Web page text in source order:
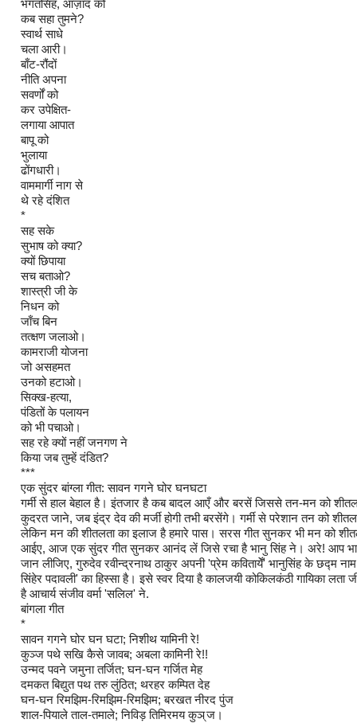
भगतसिंह, आज़ाद को
कब सहा तुमने?
स्वार्थ साधे
चला आरी।
बाँट-रौंदों
नीति अपना
सवर्णों को
कर उपेक्षित-
लगाया आपात
बापू को
भुलाया
ढोंगधारी।
वाममार्गी नाग से
थे रहे दंशित
*
सह सके
सुभाष को क्या?
क्यों छिपाया
सच बताओ?
शास्त्री जी के
निधन को
जाँच बिन
तत्क्षण जलाओ।
कामराजी योजना
जो असहमत
उनको हटाओ।
सिक्ख-हत्या,
पंडितों के पलायन
को भी पचाओ।
सह रहे क्यों नहीं जनगण ने
किया जब तुम्हें दंडित?
***
एक सुंदर बांग्ला गीत: सावन गगने घोर घनघटा
गर्मी से हाल बेहाल है। इंतजार है कब बादल आएँ और बरसें जिससे तन-मन को
कुदरत जाने, जब इंद्र देव की मर्जी होगी तभी बरसेंगे। गर्मी से परेशान तन को
लेकिन मन की शीतलता का इलाज है हमारे पास। सरस गीत सुनकर भी मन को
आईए, आज एक सुंदर गीत सुनकर आनंद लें जिसे रचा है भानु सिंह ने। अरे! आप
जान लीजिए, गुरुदेव रवीन्द्रनाथ ठाकुर अपनी 'प्रेम कवितायेँ' भानुसिंह के छद्म
सिंहेर पदावली' का हिस्सा है। इसे स्वर दिया है कालजयी कोकिलकंठी गायिका लता जी
है आचार्य संजीव वर्मा 'सलिल' ने.
बांगला गीत
*
सावन गगने घोर घन घटा; निशीथ यामिनी रे!
कुञ्ज पथे सखि कैसे जावब; अबला कामिनी रे!!
उन्मद पवने जमुना तर्जित; घन-घन गर्जित मेह
दमकत बिद्युत पथ तरु लुंठित; थरहर कम्पित देह
घन-घन रिमझिम-रिमझिम-रिमझिम; बरखत नीरद पुंज
शाल-पियाले ताल-तमाले; निविड़ तिमिरमय कुञ्ज।